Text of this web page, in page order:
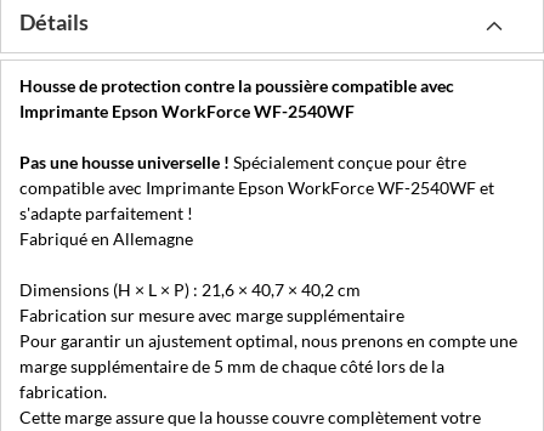
Détails
Housse de protection contre la poussière compatible avec
Imprimante Epson WorkForce WF-2540WF
Pas une housse universelle ! Spécialement conçue pour être
compatible avec Imprimante Epson WorkForce WF-2540WF et
s'adapte parfaitement !
Fabriqué en Allemagne
Dimensions (H × L × P) : 21,6 × 40,7 × 40,2 cm
Fabrication sur mesure avec marge supplémentaire
Pour garantir un ajustement optimal, nous prenons en compte une
marge supplémentaire de 5 mm de chaque côté lors de la
fabrication.
Cette marge assure que la housse couvre complètement votre